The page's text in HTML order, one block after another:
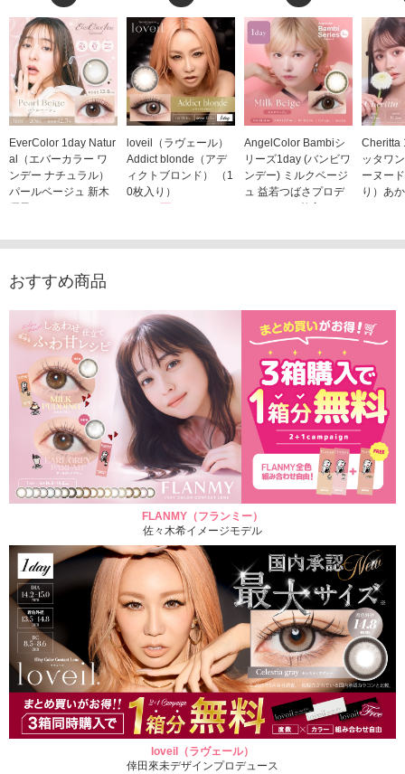
EverColor 1day Natur
al（エバーカラー ワ
ンデー ナチュラル）
パールベージュ 新木
優子イメージモデルカ
2,598円(税込)
loveil（ラヴェール）
Addict blonde（アデ
ィクトブロンド） （1
0枚入り）
1,760円
AngelColor Bambiシ
リーズ1day (バンビワ
ンデー) ミルクベージ
ュ 益若つばさプロデ
ュース（10枚入り）
Cheritta
ッタワ
ーヌー
り）あ
おすすめ商品
FLANMY（フランミー）
佐々木希イメージモデル
loveil（ラヴェール）
倖田來未デザインプロデュース